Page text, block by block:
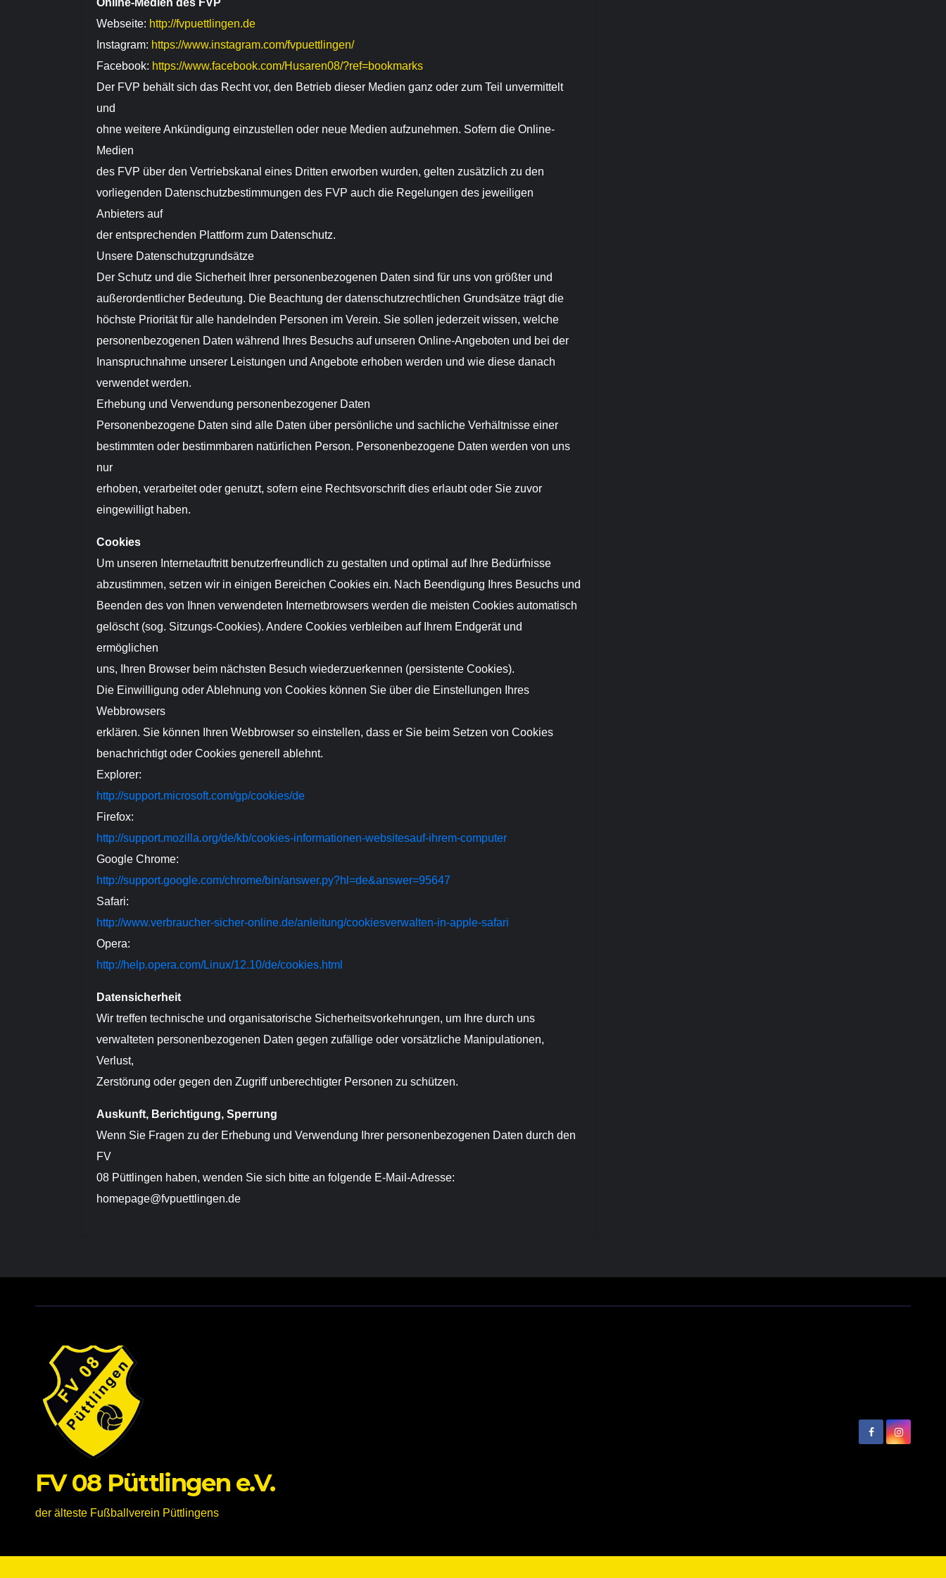
Online-Medien des FVP
Webseite: http://fvpuettlingen.de
Instagram: https://www.instagram.com/fvpuettlingen/
Facebook: https://www.facebook.com/Husaren08/?ref=bookmarks
Der FVP behält sich das Recht vor, den Betrieb dieser Medien ganz oder zum Teil unvermittelt
und
ohne weitere Ankündigung einzustellen oder neue Medien aufzunehmen. Sofern die Online-
Medien
des FVP über den Vertriebskanal eines Dritten erworben wurden, gelten zusätzlich zu den
vorliegenden Datenschutzbestimmungen des FVP auch die Regelungen des jeweiligen
Anbieters auf
der entsprechenden Plattform zum Datenschutz.
Unsere Datenschutzgrundsätze
Der Schutz und die Sicherheit Ihrer personenbezogenen Daten sind für uns von größter und
außerordentlicher Bedeutung. Die Beachtung der datenschutzrechtlichen Grundsätze trägt die
höchste Priorität für alle handelnden Personen im Verein. Sie sollen jederzeit wissen, welche
personenbezogenen Daten während Ihres Besuchs auf unseren Online-Angeboten und bei der
Inanspruchnahme unserer Leistungen und Angebote erhoben werden und wie diese danach
verwendet werden.
Erhebung und Verwendung personenbezogener Daten
Personenbezogene Daten sind alle Daten über persönliche und sachliche Verhältnisse einer
bestimmten oder bestimmbaren natürlichen Person. Personenbezogene Daten werden von uns
nur
erhoben, verarbeitet oder genutzt, sofern eine Rechtsvorschrift dies erlaubt oder Sie zuvor
eingewilligt haben.
Cookies
Um unseren Internetauftritt benutzerfreundlich zu gestalten und optimal auf Ihre Bedürfnisse
abzustimmen, setzen wir in einigen Bereichen Cookies ein. Nach Beendigung Ihres Besuchs und
Beenden des von Ihnen verwendeten Internetbrowsers werden die meisten Cookies automatisch
gelöscht (sog. Sitzungs-Cookies). Andere Cookies verbleiben auf Ihrem Endgerät und
ermöglichen
uns, Ihren Browser beim nächsten Besuch wiederzuerkennen (persistente Cookies).
Die Einwilligung oder Ablehnung von Cookies können Sie über die Einstellungen Ihres
Webbrowsers
erklären. Sie können Ihren Webbrowser so einstellen, dass er Sie beim Setzen von Cookies
benachrichtigt oder Cookies generell ablehnt.
Explorer:
http://support.microsoft.com/gp/cookies/de
Firefox:
http://support.mozilla.org/de/kb/cookies-informationen-websitesauf-ihrem-computer
Google Chrome:
http://support.google.com/chrome/bin/answer.py?hl=de&answer=95647
Safari:
http://www.verbraucher-sicher-online.de/anleitung/cookiesverwalten-in-apple-safari
Opera:
http://help.opera.com/Linux/12.10/de/cookies.html
Datensicherheit
Wir treffen technische und organisatorische Sicherheitsvorkehrungen, um Ihre durch uns
verwalteten personenbezogenen Daten gegen zufällige oder vorsätzliche Manipulationen,
Verlust,
Zerstörung oder gegen den Zugriff unberechtigter Personen zu schützen.
Auskunft, Berichtigung, Sperrung
Wenn Sie Fragen zu der Erhebung und Verwendung Ihrer personenbezogenen Daten durch den
FV
08 Püttlingen haben, wenden Sie sich bitte an folgende E-Mail-Adresse:
homepage@fvpuettlingen.de
FV 08 Püttlingen e.V.
der älteste Fußballverein Püttlingens